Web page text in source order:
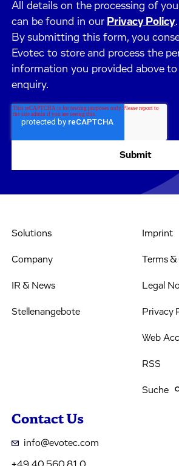
All details on the processing of
can be found in our Privacy Policy.
By submitting this form, you
Evotec to store and process the
information you provided above to
enquiry.
Solutions
Company
IR & News
Stellenangebote
Imprint
Terms
Legal
Privacy
Web
RSS
Suche
Contact Us
info@evotec.com